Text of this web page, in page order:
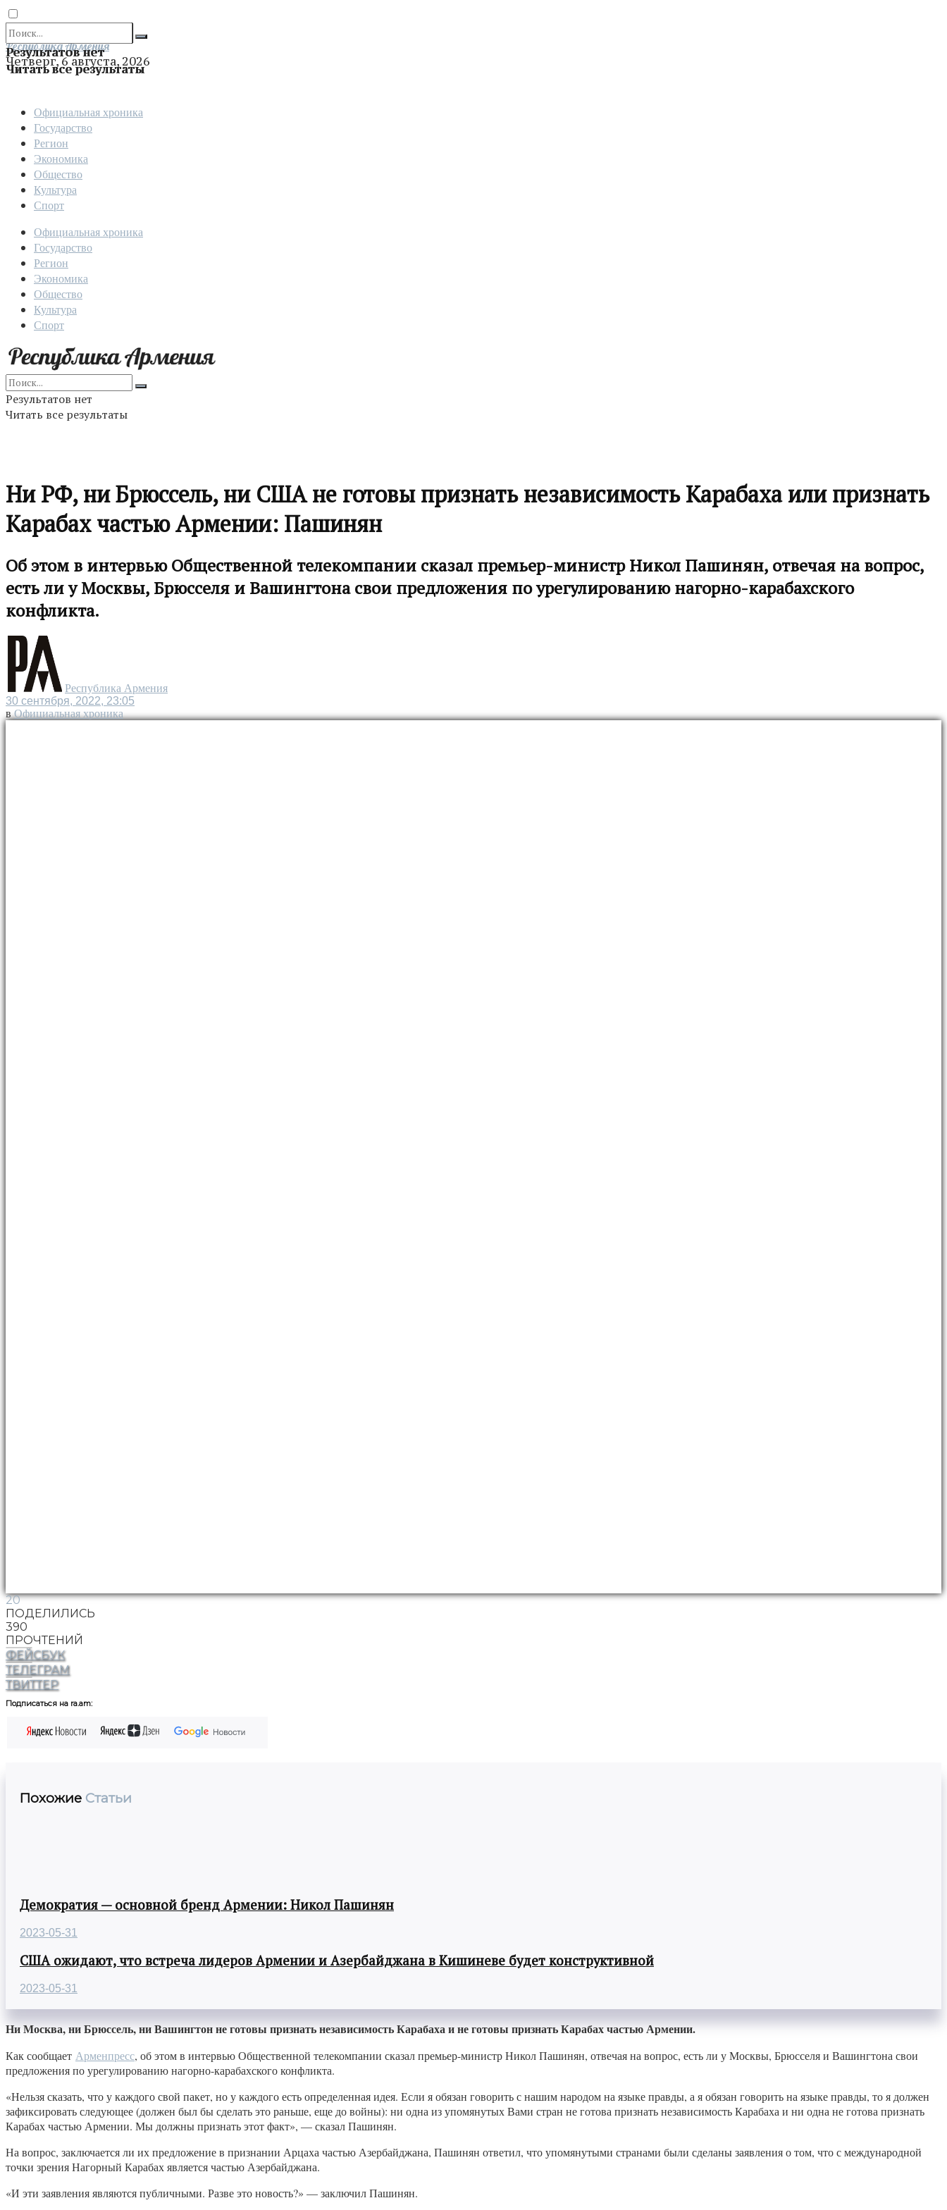
Результатов нет
Читать все результаты
Отправить
Республика Армения
Четверг, 6 августа, 2026
Официальная хроника
Государство
Регион
Экономика
Общество
Культура
Спорт
Официальная хроника
Государство
Регион
Экономика
Общество
Культура
Спорт
Результатов нет
Читать все результаты
Ни РФ, ни Брюссель, ни США не готовы признать независимость Карабаха или признать
Карабах частью Армении: Пашинян
Об этом в интервью Общественной телекомпании сказал премьер-министр Никол Пашинян, отвечая на вопрос,
есть ли у Москвы, Брюсселя и Вашингтона свои предложения по урегулированию нагорно-карабахского
конфликта.
Республика Армения
30 сентября, 2022, 23:05
в Официальная хроника
20
ПОДЕЛИЛИСЬ
390
ПРОЧТЕНИЙ
ФЕЙСБУК
ТЕЛЕГРАМ
ТВИТТЕР
Подписаться на ra.am:
Похожие Статьи
Демократия — основной бренд Армении: Никол Пашинян
2023-05-31
США ожидают, что встреча лидеров Армении и Азербайджана в Кишиневе будет конструктивной
2023-05-31
Ни Москва, ни Брюссель, ни Вашингтон не готовы признать независимость Карабаха и не готовы признать Карабах частью Армении.
Как сообщает Арменпресс, об этом в интервью Общественной телекомпании сказал премьер-министр Никол Пашинян, отвечая на вопрос, есть ли у Москвы, Брюсселя и Вашингтона свои
предложения по урегулированию нагорно-карабахского конфликта.
«Нельзя сказать, что у каждого свой пакет, но у каждого есть определенная идея. Если я обязан говорить с нашим народом на языке правды, а я обязан говорить на языке правды, то я должен
зафиксировать следующее (должен был бы сделать это раньше, еще до войны): ни одна из упомянутых Вами стран не готова признать независимость Карабаха и ни одна не готова признать
Карабах частью Армении. Мы должны признать этот факт», — сказал Пашинян.
На вопрос, заключается ли их предложение в признании Арцаха частью Азербайджана, Пашинян ответил, что упомянутыми странами были сделаны заявления о том, что с международной
точки зрения Нагорный Карабах является частью Азербайджана.
«И эти заявления являются публичными. Разве это новость?» — заключил Пашинян.